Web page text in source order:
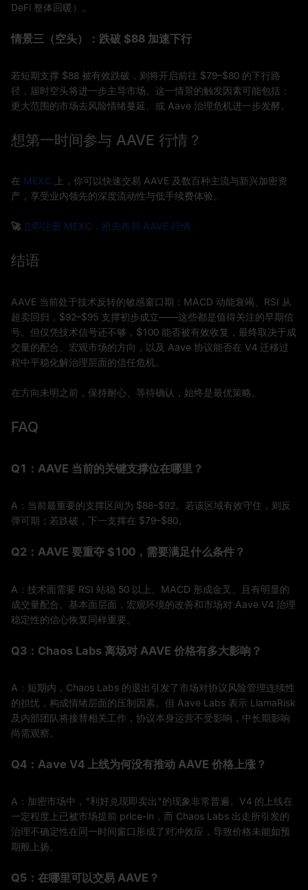
DeFi 整体回暖）。
情景三（空头）：跌破 $88 加速下行
若短期支撑 $88 被有效跌破，则将开启前往 $79–$80 的下行路
径，届时空头将进一步主导市场。这一情景的触发因素可能包括：
更大范围的市场去风险情绪蔓延、或 Aave 治理危机进一步发酵。
想第一时间参与 AAVE 行情？
在 MEXC 上，你可以快速交易 AAVE 及数百种主流与新兴加密资
产，享受业内领先的深度流动性与低手续费体验。
🚀立即注册 MEXC，抢先布局 AAVE 行情
结语
AAVE 当前处于技术反转的敏感窗口期：MACD 动能衰竭、RSI 从
超卖回归，$92–$95 支撑初步成立——这些都是值得关注的早期信
号。但仅凭技术信号还不够，$100 能否被有效收复，最终取决于成
交量的配合、宏观市场的方向，以及 Aave 协议能否在 V4 迁移过
程中平稳化解治理层面的信任危机。
在方向未明之前，保持耐心、等待确认，始终是最优策略。
FAQ
Q1：AAVE 当前的关键支撑位在哪里？
A：当前最重要的支撑区间为 $88–$92。若该区域有效守住，则反
弹可期；若跌破，下一支撑在 $79–$80。
Q2：AAVE 要重夺 $100，需要满足什么条件？
A：技术面需要 RSI 站稳 50 以上、MACD 形成金叉、且有明显的
成交量配合。基本面层面，宏观环境的改善和市场对 Aave V4 治理
稳定性的信心恢复同样重要。
Q3：Chaos Labs 离场对 AAVE 价格有多大影响？
A：短期内，Chaos Labs 的退出引发了市场对协议风险管理连续性
的担忧，构成情绪层面的压制因素。但 Aave Labs 表示 LlamaRisk
及内部团队将接替相关工作，协议本身运营不受影响，中长期影响
尚需观察。
Q4：Aave V4 上线为何没有推动 AAVE 价格上涨？
A：加密市场中，"利好兑现即卖出"的现象非常普遍。V4 的上线在
一定程度上已被市场提前 price-in，而 Chaos Labs 出走所引发的
治理不确定性在同一时间窗口形成了对冲效应，导致价格未能如预
期般上扬。
Q5：在哪里可以交易 AAVE？